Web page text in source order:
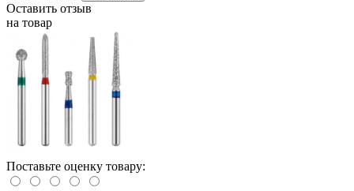
Оставить отзыв
на товар
Поставьте оценку товару: